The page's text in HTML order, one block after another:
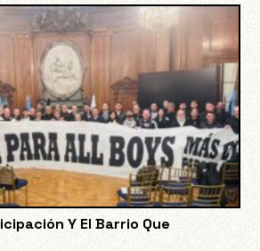
Y El Barrio Que